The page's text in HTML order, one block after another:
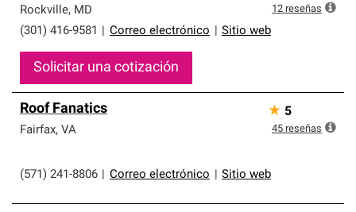
Rockville, MD
(301) 416-9581
Correo electrónico Sitio web
Solicitar una cotización
12 reseñas
Roof Fanatics
Fairfax, VA
(571) 241-8806 Correo electrónico Sitio web
★ 5
45 reseñas